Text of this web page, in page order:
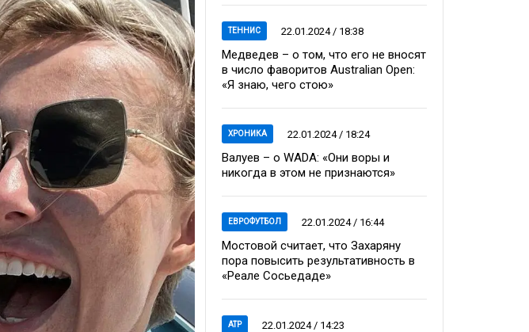
ТЕННИС 22.01.2024 / 18:38
Медведев – о том, что его не вносят
в число фаворитов Australian Open:
«Я знаю, чего стою»
ХРОНИКА 22.01.2024 / 18:24
Валуев – о WADA: «Они воры и
никогда в этом не признаются»
ЕВРОФУТБОЛ 22.01.2024 / 16:44
Мостовой считает, что Захаряну
пора повысить результативность в
«Реале Сосьедаде»
ATP 22.01.2024 / 14:23